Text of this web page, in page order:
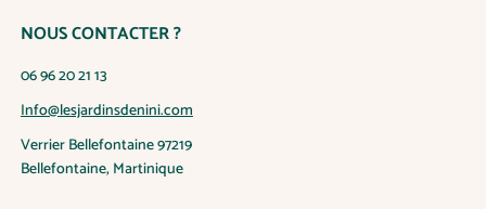
NOUS CONTACTER ?
06 96 20 21 13
Info@lesjardinsdenini.com
Verrier Bellefontaine 97219
Bellefontaine, Martinique